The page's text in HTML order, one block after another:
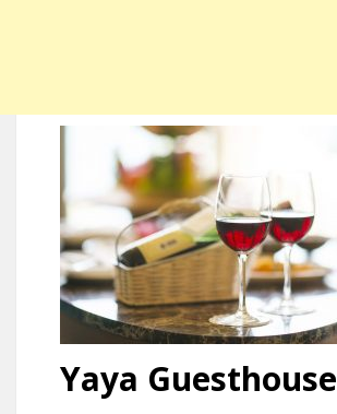
Yaya Guesthouse